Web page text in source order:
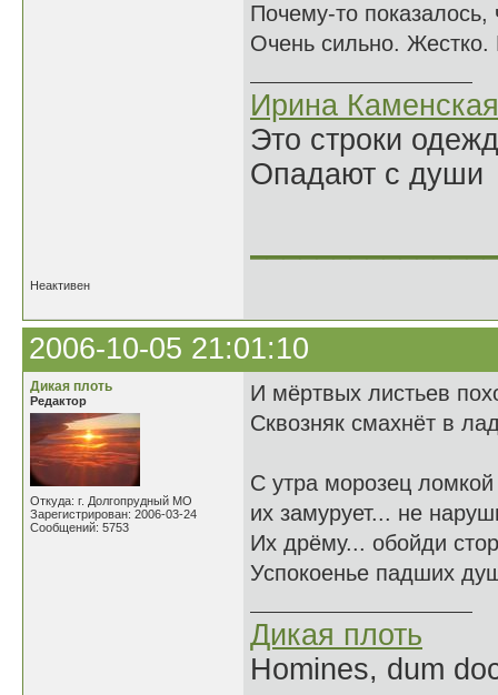
Почему-то показалось,
Очень сильно. Жестко.
Ирина Каменская
Это строки
Опадают с души
Неактивен
2006-10-05 21:01:10
Дикая плоть
Редактор
Откуда: г. Долгопрудный МО
Зарегистрирован: 2006-03-24
Сообщений: 5753
И мёртвых листьев
Сквозняк смахнёт в
С утра морозец
их замурует... не
Их дрёму... обойди
Успокоенье падших
Дикая плоть
Homines, dum